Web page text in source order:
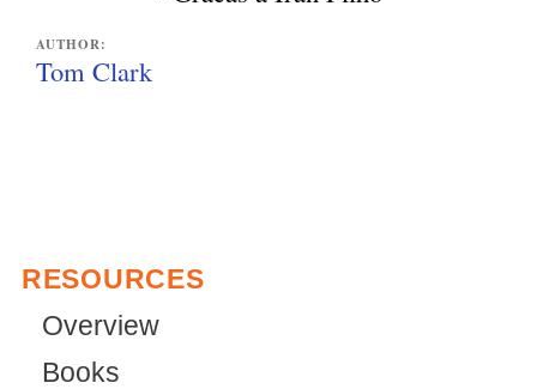
AUTHOR:
Tom Clark
RESOURCES
Overview
Books